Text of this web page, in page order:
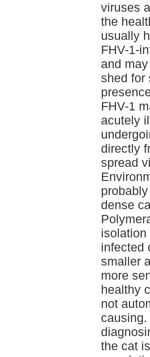
viruses
the
usually
FHV-1-
and
shed for
FHV-1
acutely
directly
spread
dense
isolation
infected
smaller
more
healthy
not
the cat